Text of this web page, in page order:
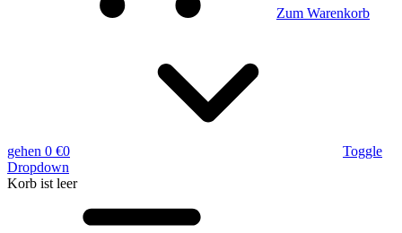
Zum Warenkorb
gehen 0 €0
Toggle
Dropdown
Korb ist leer